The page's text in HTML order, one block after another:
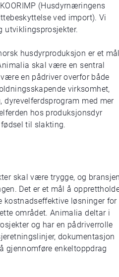
(Husdyrnæringens
ved import). Vi
utviklingsprosjekter.
husdyrproduksjon er et
skal være en sentral
en pådriver overfor både
virksomhet,
med mer
hos produksjonsdyr
til slakting.
skal være trygge, og
Det er et mål å
kostnadseffektive løsninger for
området. Animalia deltar i
og har en pådriverrolle
dokumentasjon
gjennomføre enkeltoppdrag